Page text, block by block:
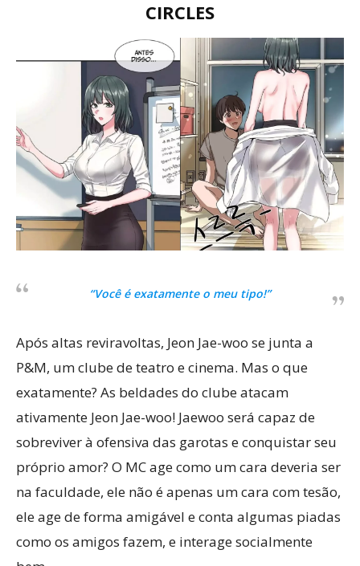
CIRCLES
“Você é exatamente o meu tipo!”
Após altas reviravoltas, Jeon Jae-woo se junta a
P&M, um clube de teatro e cinema. Mas o que
exatamente? As beldades do clube atacam
ativamente Jeon Jae-woo! Jaewoo será capaz de
sobreviver à ofensiva das garotas e conquistar seu
próprio amor? O MC age como um cara deveria ser
na faculdade, ele não é apenas um cara com tesão,
ele age de forma amigável e conta algumas piadas
como os amigos fazem, e interage socialmente